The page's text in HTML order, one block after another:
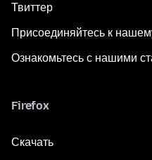
Твиттер
Присоединяйтесь к
Ознакомьтесь с нашими
Firefox
Скачать